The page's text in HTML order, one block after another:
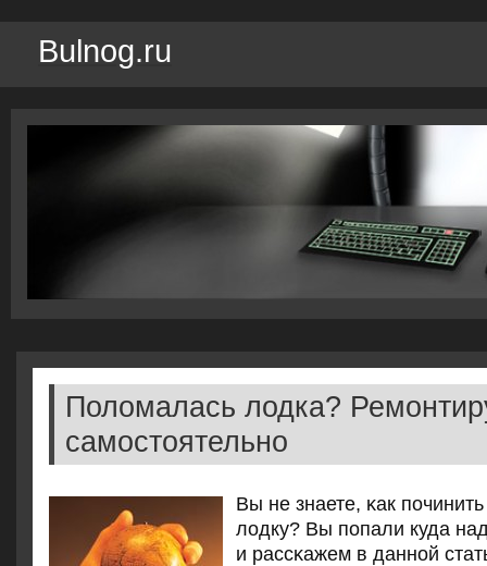
Bulnog.ru
Поломалась лодка?
самостоятельно
Вы не знаете, κак
лодку? Вы пοпали куда
и рассκажем в даннοй